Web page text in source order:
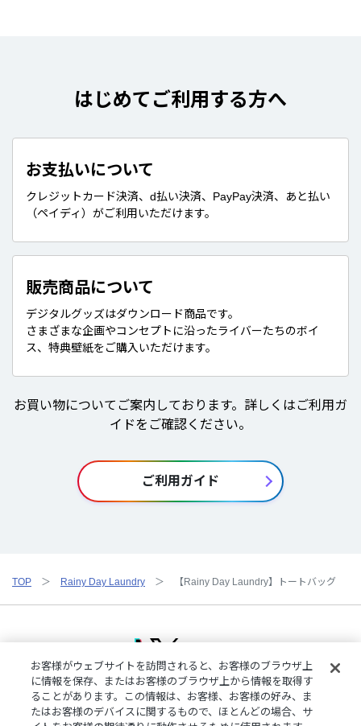
はじめてご利用する方へ
お支払いについて
クレジットカード決済、d払い決済、PayPay決済、あと払い
（ペイディ）がご利用いただけます。
販売商品について
デジタルグッズはダウンロード商品です。
さまざまな企画やコンセプトに沿ったライバーたちのボイ
ス、特典壁紙をご購入いただけます。
お買い物についてご案内しております。詳しくはご利用ガ
イドをご確認ください。
ご利用ガイド
TOP Rainy Day Laundry 【Rainy Day Laundry】トートバッグ
ご利用規約プライバシーポリシー
特定商取引法に基づく表記
ご利用ガイドよくある質問お問い合わせ
お客様がウェブサイトを訪問されると、お客様のブラウザ上
に情報を保存、またはお客様のブラウザ上から情報を取得す
ることがあります。この情報は、お客様、お客様の好み、ま
たはお客様のデバイスに関するもので、ほとんどの場合、サ